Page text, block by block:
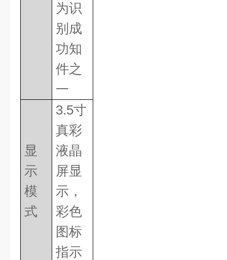
为识
别成
功知
件之
一
显
示
模
式
3.5寸
真彩
液晶
屏显
示，
彩色
图标
指示